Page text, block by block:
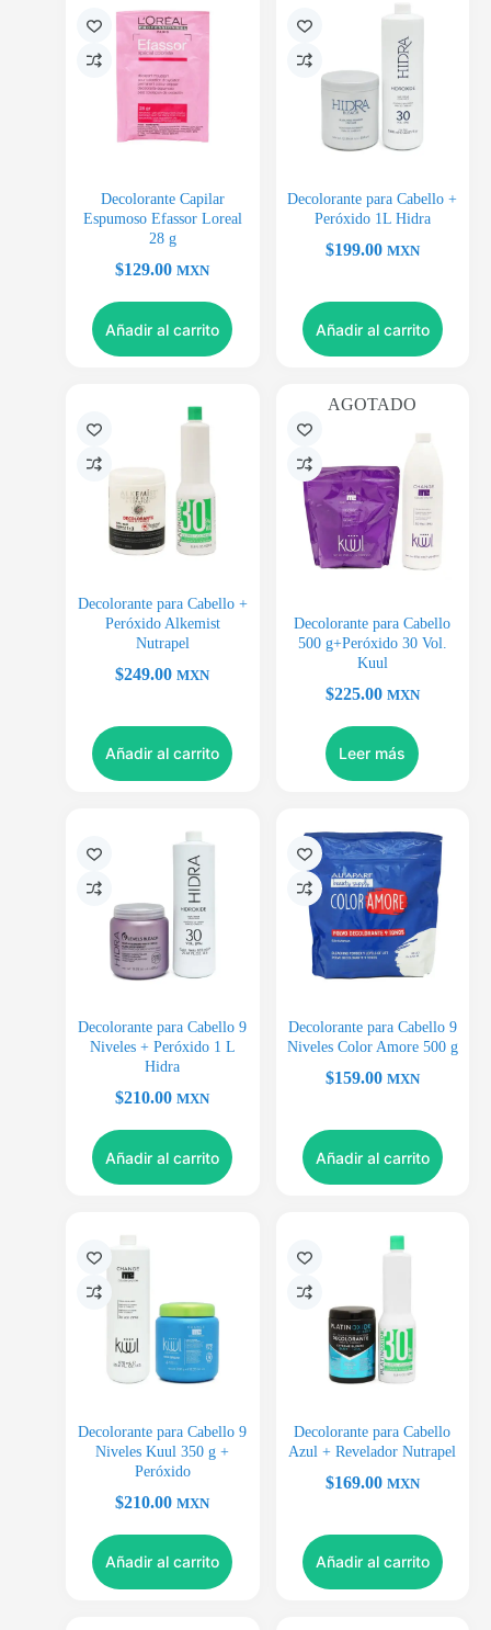
Decolorante Capilar
Espumoso Efassor Loreal
28 g
$129.00 MXN
Añadir al carrito
Decolorante para Cabello +
Peróxido 1L Hidra
$199.00 MXN
Añadir al carrito
Decolorante para Cabello +
Peróxido Alkemist
Nutrapel
$249.00 MXN
Añadir al carrito
AGOTADO
Decolorante para Cabello
500 g+Peróxido 30 Vol.
Kuul
$225.00 MXN
Leer más
Decolorante para Cabello 9
Niveles + Peróxido 1 L
Hidra
$210.00 MXN
Añadir al carrito
Decolorante para Cabello 9
Niveles Color Amore 500 g
$159.00 MXN
Añadir al carrito
Decolorante para Cabello 9
Niveles Kuul 350 g +
Peróxido
$210.00 MXN
Añadir al carrito
Decolorante para Cabello
Azul + Revelador Nutrapel
$169.00 MXN
Añadir al carrito